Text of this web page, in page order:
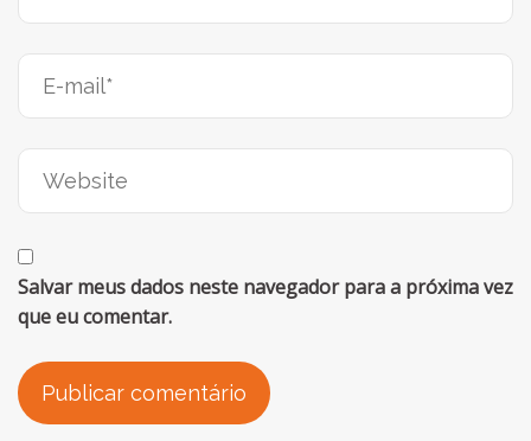
Salvar meus dados neste navegador para a próxima vez
que eu comentar.